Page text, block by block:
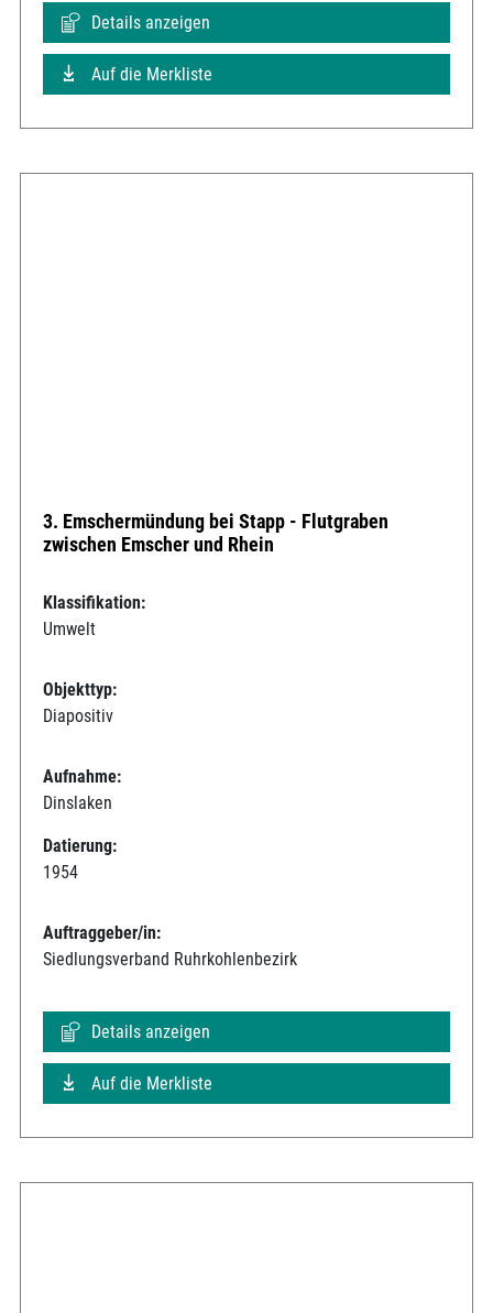
Details anzeigen
Auf die Merkliste
3. Emschermündung bei Stapp - Flutgraben
zwischen Emscher und Rhein
Klassifikation:
Umwelt
Objekttyp:
Diapositiv
Aufnahme:
Dinslaken
Datierung:
1954
Auftraggeber/in:
Siedlungsverband Ruhrkohlenbezirk
Details anzeigen
Auf die Merkliste